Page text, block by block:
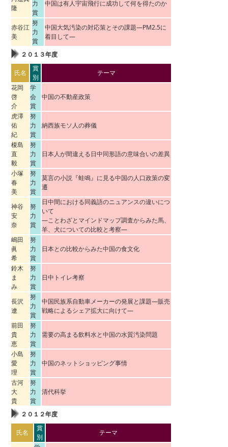
隆
力
賞
中国は有人宇宙飛行に成功して何を得たのか
赤谷江
美
努
力
賞
中国大気汚染の対応策とその課題―PM2.5に
着目して―
２０１３年度
氏名
賞
別
テーマ
花岡
啓
介
学
会
賞
中国の不動産政策
虎澤
佑
紀
努
力
賞
納西族モソ人の葬儀
榎島
直
毅
努
力
賞
日本人が間違える日中同形語の意味合いの差異
小塚
春
美
努
力
賞
莫言の小説『蛙鳴』に見る中国の人口政策の変
遷
神谷
安
奈
努
力
賞
日中間における同義語のニュアンスの違いにつ
いて
―ことわざとマインドマップ調査からみた馬、
羊、犬についての比較と考察―
嶋田
眞
希
努
力
賞
日本との比較からみた中国の食文化
鈴木
ま
み
努
力
賞
日中トイレ考察
長沢
遼
努
力
賞
中国民族系自動車メーカーの発展と課題―販売
戦略によるシェア拡大に向けて―
前田
貴
恵
努
力
賞
需要の高まる飲料水と中国の水質汚染問題
小島
愛
理
努
力
賞
中国のネットショッピング事情
古河
大
貴
努
力
賞
清代科挙
２０１２年度
氏名
賞
別
テーマ